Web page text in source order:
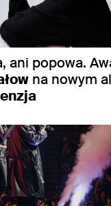
ani popowa.
na nowym